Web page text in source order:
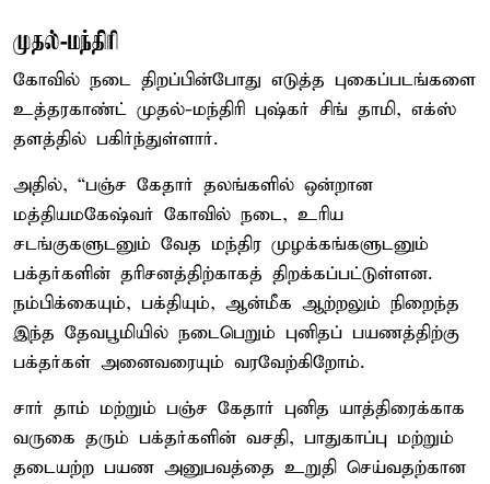
முதல்-மந்திரி
கோவில் நடை திறப்பின்போது எடுத்த புகைப்படங்களை
உத்தரகாண்ட் முதல்-மந்திரி புஷ்கர் சிங் தாமி, எக்ஸ்
தளத்தில் பகிர்ந்துள்ளார்.
அதில், “பஞ்ச கேதார் தலங்களில் ஒன்றான
மத்தியமகேஷ்வர் கோவில் நடை, உரிய
சடங்குகளுடனும் வேத மந்திர முழக்கங்களுடனும்
பக்தர்களின் தரிசனத்திற்காகத் திறக்கப்பட்டுள்ளன.
நம்பிக்கையும், பக்தியும், ஆன்மீக ஆற்றலும் நிறைந்த
இந்த தேவபூமியில் நடைபெறும் புனிதப் பயணத்திற்கு
பக்தர்கள் அனைவரையும் வரவேற்கிறோம்.
சார் தாம் மற்றும் பஞ்ச கேதார் புனித யாத்திரைக்காக
வருகை தரும் பக்தர்களின் வசதி, பாதுகாப்பு மற்றும்
தடையற்ற பயண அனுபவத்தை உறுதி செய்வதற்கான